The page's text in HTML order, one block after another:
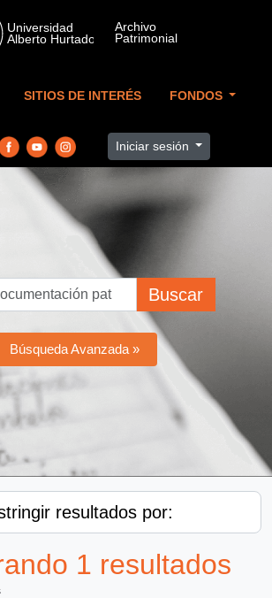
SITIOS DE INTERÉS FONDOS
Iniciar sesión
Buscar
Búsqueda Avanzada »
resultados por:
1 resultados